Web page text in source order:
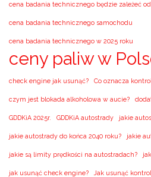
cena badania technicznego będzie zależeć
cena badania technicznego samochodu
cena badania technicznego w 2025 roku
ceny paliw w
check engine jak usunąć? Co oznacza
czym jest blokada alkoholowa w aucie?
GDDKiA 2025r. GDDKiA autostrady jakie
jakie autostrady do końca 2040 roku? jakie
jakie są limity prędkości na autostradach?
jak usunąć check engine? Jak usunąć